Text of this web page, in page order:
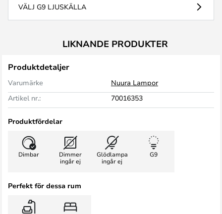
VÄLJ G9 LJUSKÄLLA
LIKNANDE PRODUKTER
Produktdetaljer
Varumärke
Nuura Lampor
Artikel nr.:
70016353
Produktfördelar
Dimbar
Dimmer
ingår ej
Glödlampa
ingår ej
G9
Perfekt för dessa rum